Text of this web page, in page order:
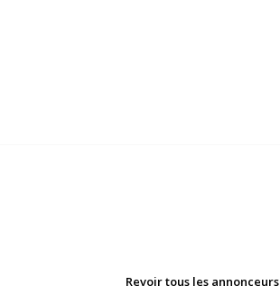
Revoir tous les annonceurs